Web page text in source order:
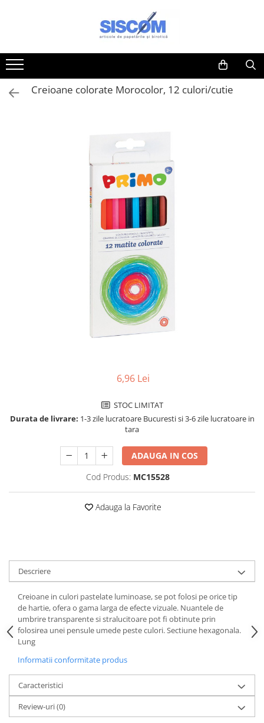
Accesorii pentru birou
Agrafe si clipsuri
Benzi adezive si dispensere pentru
Capsatoare si decapsatoare
Cuttere, rezerve si cutite pentru
Elastice, buretiere, lupe
Perforatoare de birou si
Pioneze si ace cu gamalie
Organizare si arhivare
Caiete mecanice
Clasoare, mape si suporti pentru
carti de vizita
Clipboarduri pentru documente
Dosare din carton
Dosare suspendabile
Etichete bibliorafturi
File de protectie
Index autoadeziv
Mape din carton
Mape din plastic
Separatoare index
Creioane colorate Morocolor, 12 culori/cutie
6,96 Lei
STOC LIMITAT
Durata de livrare: 1-3 zile lucratoare Bucuresti si 3-6 zile lucratoare in
tara
ADAUGA IN COS
Cod Produs: MC15528
Adauga la Favorite
Descriere
Creioane in culori pastelate luminoase, se pot folosi pe orice tip
de hartie, ofera o gama larga de efecte vizuale. Nuantele de
umbrire transparente si stralucitoare pot fi obtinute prin
folosirea unei pensule umede peste culori. Sectiune hexagonala.
Lung
Informatii conformitate produs
Caracteristici
Review-uri(0)